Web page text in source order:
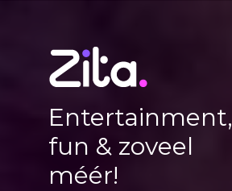
Entertainment,
fun & zoveel
méér!